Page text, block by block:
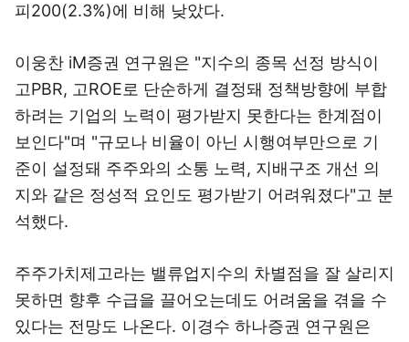
피200(2.3%)에 비해 낮았다.
이웅찬 iM증권 연구원은 "지수의 종목 선정 방식이
고PBR, 고ROE로 단순하게 결정돼 정책방향에 부합
하려는 기업의 노력이 평가받지 못한다는 한계점이
보인다"며 "규모나 비율이 아닌 시행여부만으로 기
준이 설정돼 주주와의 소통 노력, 지배구조 개선 의
지와 같은 정성적 요인도 평가받기 어려워졌다"고 분
석했다.
주주가치제고라는 밸류업지수의 차별점을 잘 살리지
못하면 향후 수급을 끌어오는데도 어려움을 겪을 수
있다는 전망도 나온다. 이경수 하나증권 연구원은